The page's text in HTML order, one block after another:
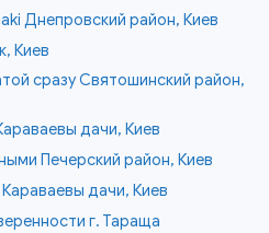
Днепровский район, Киев
Киев
сразу Святошинский район,
дачи, Киев
Печерский район, Киев
дачи, Киев
г. Тараща